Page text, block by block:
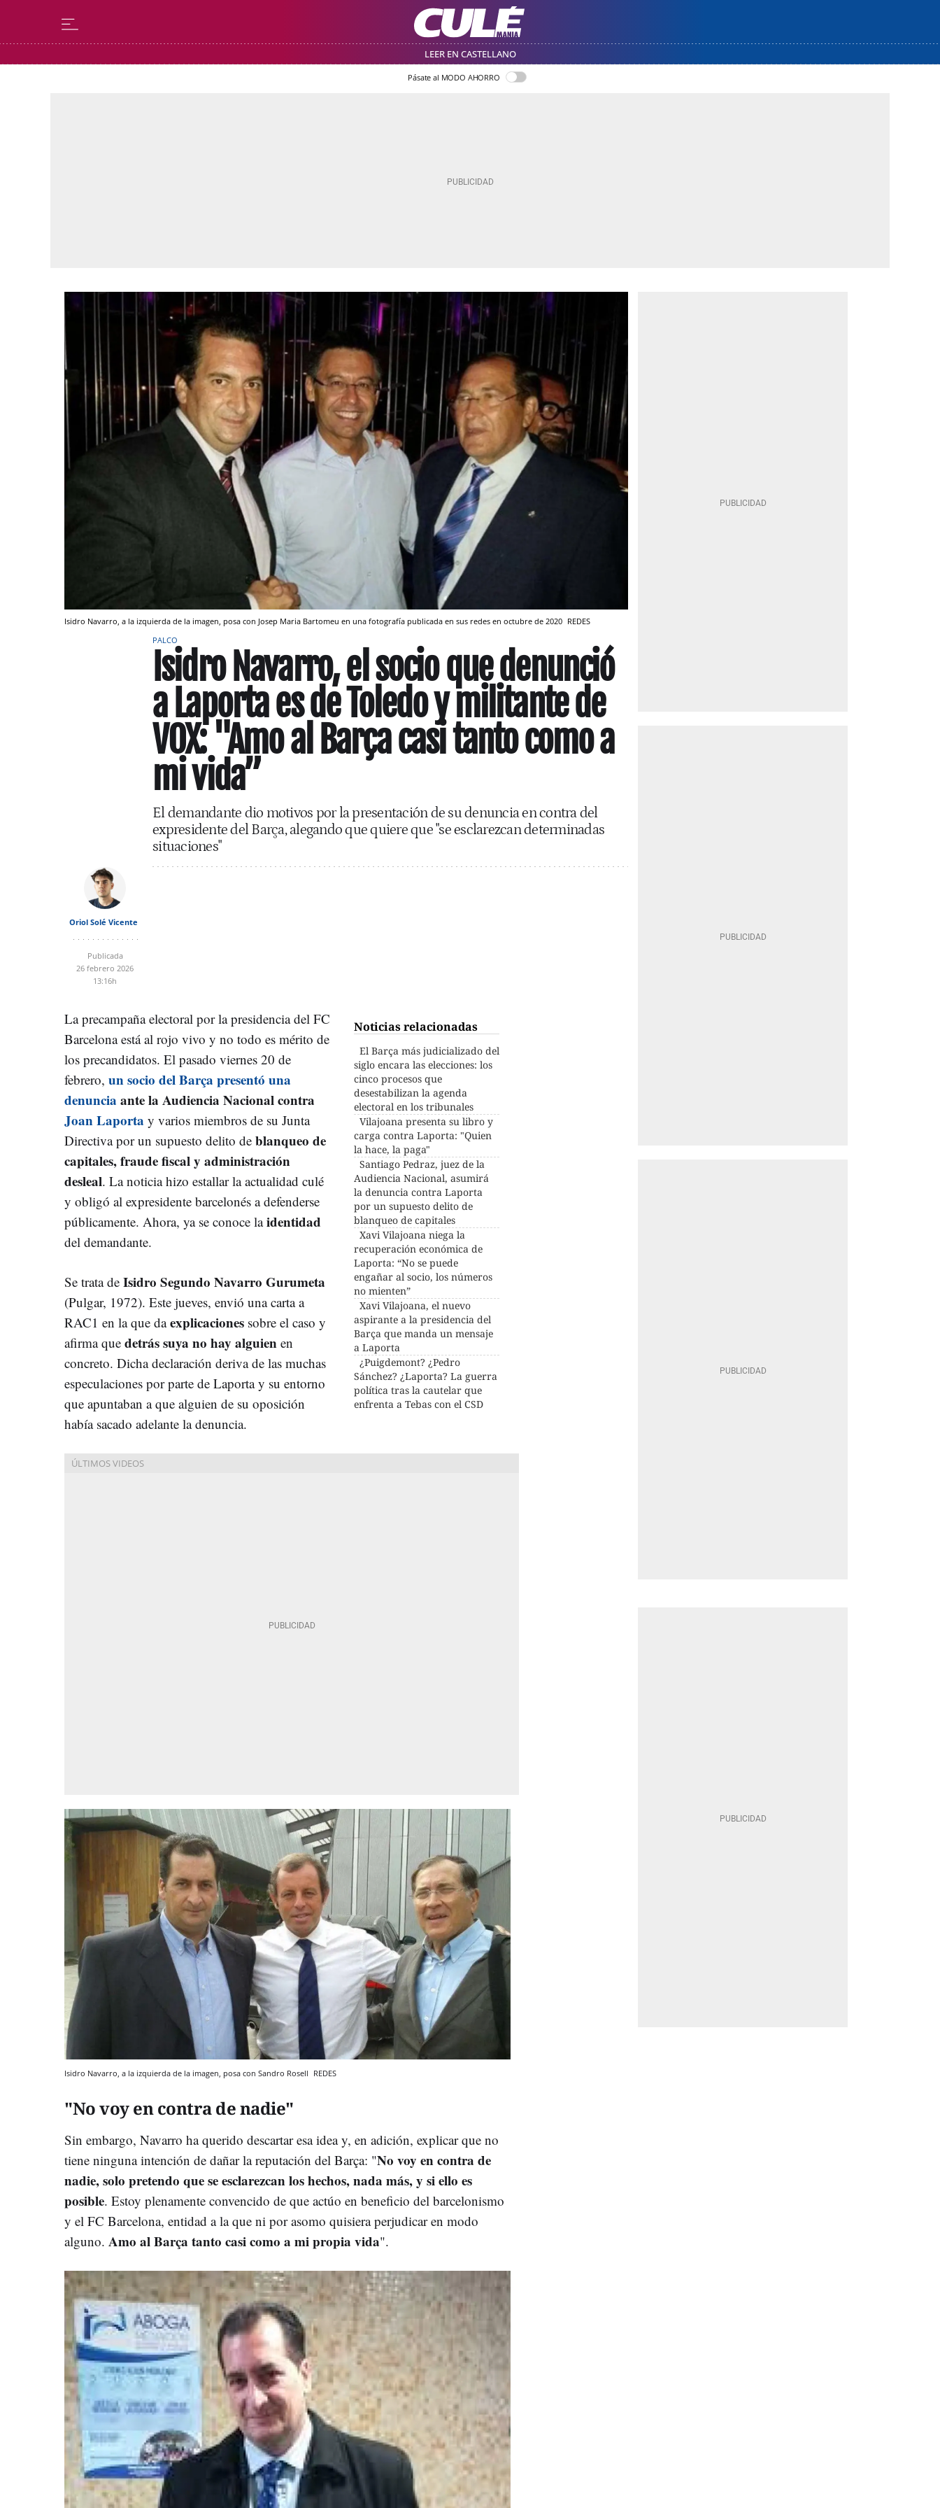
LEER EN CASTELLANO
Pásate al MODO AHORRO
Isidro Navarro, a la izquierda de la imagen, posa con Josep Maria Bartomeu en una fotografía publicada en sus redes en octubre de 2020 REDES
PALCO
Isidro Navarro, el socio que denunció
a Laporta es de Toledo y militante de
VOX: "Amo al Barça casi tanto como a
mi vida”
El demandante dio motivos por la presentación de su denuncia en contra del
expresidente del Barça, alegando que quiere que "se esclarezcan determinadas
situaciones"
Oriol Solé Vicente
Publicada
26 febrero 2026
13:16h
Noticias relacionadas
El Barça más judicializado del
siglo encara las elecciones: los
cinco procesos que
desestabilizan la agenda
electoral en los tribunales
Vilajoana presenta su libro y
carga contra Laporta: "Quien
la hace, la paga"
Santiago Pedraz, juez de la
Audiencia Nacional, asumirá
la denuncia contra Laporta
por un supuesto delito de
blanqueo de capitales
Xavi Vilajoana niega la
recuperación económica de
Laporta: “No se puede
engañar al socio, los números
no mienten”
Xavi Vilajoana, el nuevo
aspirante a la presidencia del
Barça que manda un mensaje
a Laporta
¿Puigdemont? ¿Pedro
Sánchez? ¿Laporta? La guerra
política tras la cautelar que
enfrenta a Tebas con el CSD
La precampaña electoral por la presidencia del FC
Barcelona está al rojo vivo y no todo es mérito de
los precandidatos. El pasado viernes 20 de
febrero, un socio del Barça presentó una
denuncia ante la Audiencia Nacional contra
Joan Laporta y varios miembros de su Junta
Directiva por un supuesto delito de blanqueo de
capitales, fraude fiscal y administración
desleal. La noticia hizo estallar la actualidad culé
y obligó al expresidente barcelonés a defenderse
públicamente. Ahora, ya se conoce laidentidad
del demandante.
Se trata de Isidro Segundo Navarro Gurumeta
(Pulgar, 1972). Este jueves, envió una carta a
RAC1 en la que daexplicaciones sobre el caso y
afirma que detrás suya no hay alguien en
concreto. Dicha declaración deriva de las muchas
especulaciones por parte de Laporta y su entorno
que apuntaban a que alguien de su oposición
había sacado adelante la denuncia.
Isidro Navarro, a la izquierda de la imagen, posa con Sandro Rosell REDES
"No voy en contra de nadie"
Sin embargo, Navarro ha querido descartar esa idea y, en adición, explicar que no
tiene ninguna intención de dañar la reputación del Barça: "No voy en contra de
nadie, solo pretendo que se esclarezcan los hechos, nada más, y si ello es
posible. Estoy plenamente convencido de que actúo en beneficio del barcelonismo
y el FC Barcelona, entidad a la que ni por asomo quisiera perjudicar en modo
alguno. Amo al Barça tanto casi como a mi propia vida".